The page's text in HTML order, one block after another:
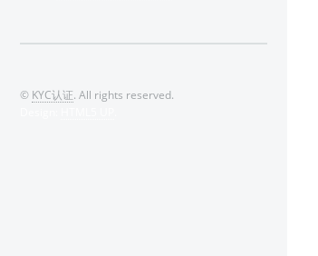
© KYC认证. All rights reserved.